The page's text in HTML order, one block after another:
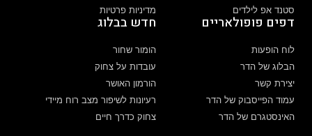
סטנד אפ לילדים
מדיניות פרטיות
דפים פופולאריים
לוח הופעות
הבלוג של הדר
יצירת קשר
עמוד הפייסבוק של הדר
האינסטגרם של הדר
חדש בבלוג
הומור שחור
עובדות על צחוק
הורמון האושר
רעיונות לשיפור מצב רוח מיידי
צחוק כדרך חיים